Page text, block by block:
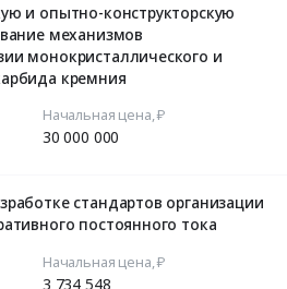
и опытно-конструкторскую
механизмов
монокристаллического и
кремния
Начальная цена, ₽
30 000 000
стандартов организации
постоянного тока
Начальная цена, ₽
3 734 548